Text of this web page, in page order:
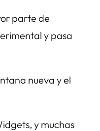
parte de
y pasa
nueva y el
y muchas